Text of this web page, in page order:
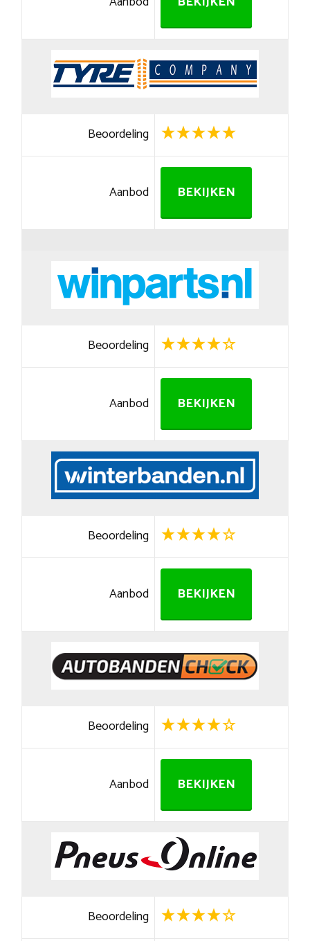
Beoordeling
Aanbod BEKIJKEN
Beoordeling
Aanbod BEKIJKEN
Beoordeling
Aanbod BEKIJKEN
Beoordeling
Aanbod BEKIJKEN
Beoordeling